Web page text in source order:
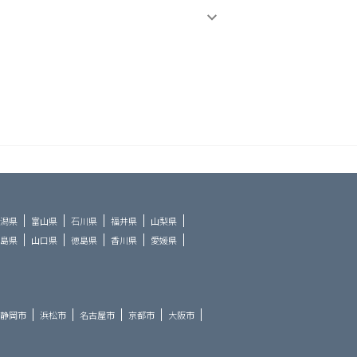
県 富山県 石川県 福井県
山梨県
県 山口県 徳島県 香川県
愛媛県
静岡市 浜松市 名古屋市 京都市
大阪市